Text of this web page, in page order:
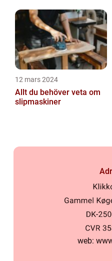
12 mars 2024
Allt du behöver veta om
slipmaskiner
web: